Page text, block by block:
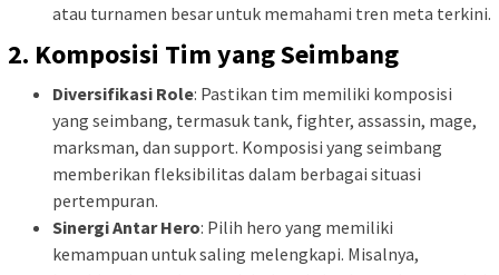
atau turnamen besar untuk memahami tren meta terkini.
2. Komposisi Tim yang Seimbang
Diversifikasi Role: Pastikan tim memiliki komposisi
yang seimbang, termasuk tank, fighter, assassin, mage,
marksman, dan support. Komposisi yang seimbang
memberikan fleksibilitas dalam berbagai situasi
pertempuran.
Sinergi Antar Hero: Pilih hero yang memiliki
kemampuan untuk saling melengkapi. Misalnya,